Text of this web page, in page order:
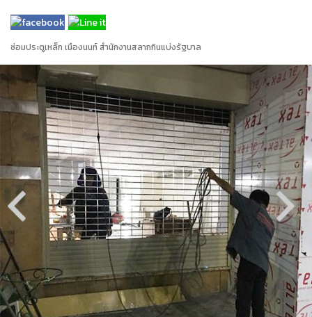
ซ่อมประตูเหล็ก เมืองนนท์ สำนักงานสลากกินแบ่งรัฐบาล